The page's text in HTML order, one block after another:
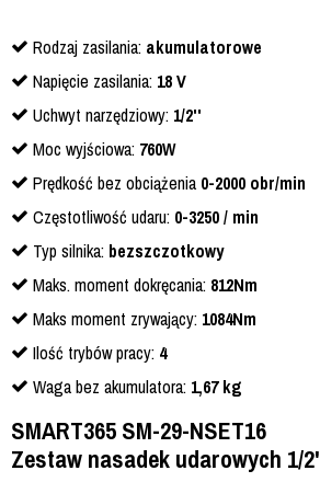
Rodzaj zasilania: akumulatorowe
Napięcie zasilania: 18 V
Uchwyt narzędziowy: 1/2''
Moc wyjściowa: 760W
Prędkość bez obciążenia 0-2000 obr/min
Częstotliwość udaru: 0-3250 / min
Typ silnika: bezszczotkowy
Maks. moment dokręcania: 812Nm
Maks moment zrywający: 1084Nm
Ilość trybów pracy: 4
Waga bez akumulatora: 1,67 kg
SMART365 SM-29-NSET16
Zestaw nasadek udarowych 1/2'